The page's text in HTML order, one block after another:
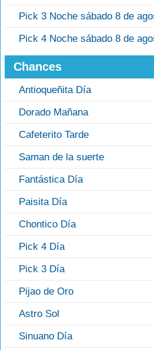
Pick 3 Noche sábado 8 de
Pick 4 Noche sábado 8 de
Chances
Antioqueñita Día
Dorado Mañana
Cafeterito Tarde
Saman de la suerte
Fantástica Día
Paisita Día
Chontico Día
Pick 4 Día
Pick 3 Día
Pijao de Oro
Astro Sol
Sinuano Día